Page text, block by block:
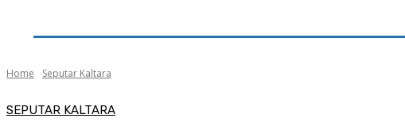
Home Seputar Kaltara
SEPUTAR KALTARA